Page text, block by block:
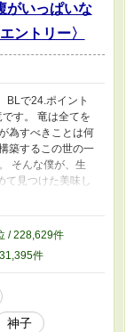
がいっぱいな
ントリー〉
BLで24.ポイント
す。 竜は全てを
為すべきことは何
築するこの世の一
そんな僕が、生
て見つけた美味し
とか。神殿とか
ないし、どうでも
たいんです！ 腹
り、ヴァルに食べ
話。 ※悪人顔の
型）の固定CP
/ 228,629件
件
神子